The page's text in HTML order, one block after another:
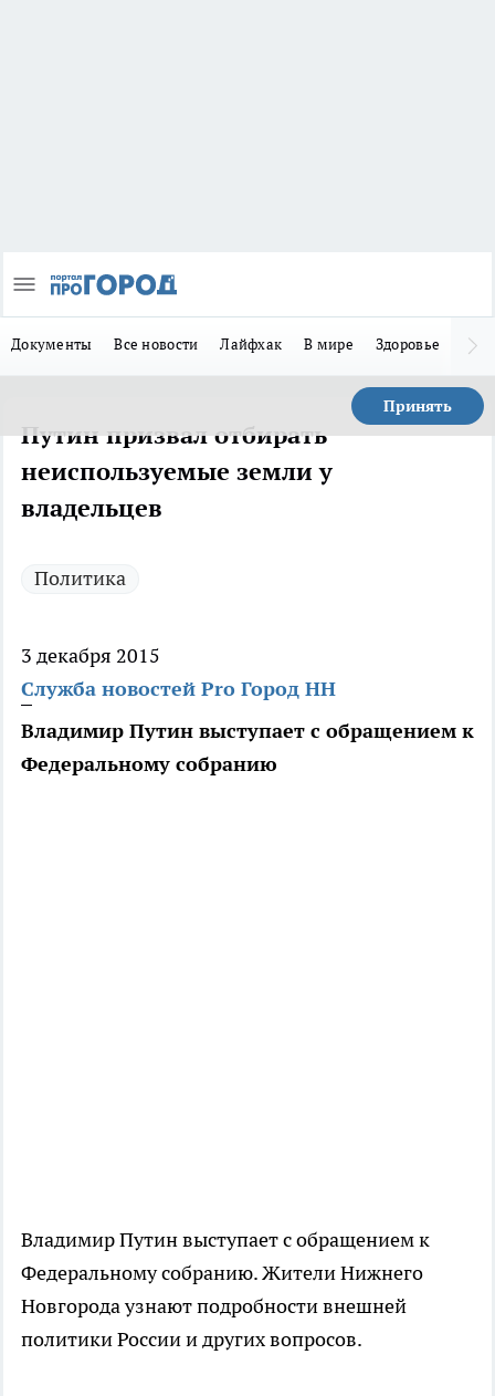
Документы Все новости Лайфхак В мире Здоровье
Принять
Путин призвал отбирать
неиспользуемые земли у
владельцев
Политика
3 декабря 2015
Служба новостей Pro Город НН
Владимир Путин выступает с обращением к
Федеральному собранию
Владимир Путин выступает с обращением к
Федеральному собранию. Жители Нижнего
Новгорода узнают подробности внешней
политики России и других вопросов.